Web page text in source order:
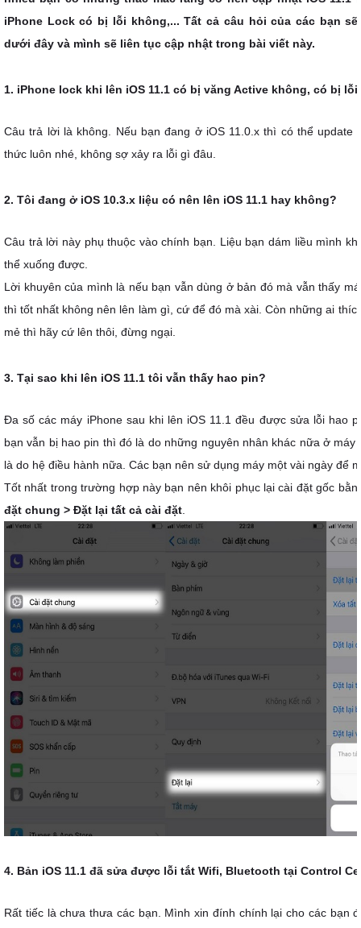
iPhone Lock có bị lỗi không,... Tất cả câu hỏi của các bạn
dưới đây và mình sẽ liên tục cập nhật trong bài viết này.
1. iPhone lock khi lên iOS 11.1 có bị văng Active không, có bị
Câu trả lời là không. Nếu bạn đang ở iOS 11.0.x thì có thể update
thức luôn nhé, không sợ xảy ra lỗi gì đâu.
2. Tôi đang ở iOS 10.3.x liệu có nên lên iOS 11.1 hay không?
Câu trả lời này phụ thuộc vào chính bạn. Liệu bạn dám liều mình
thể xuống được.
Lời khuyên của mình là nếu bạn vẫn dùng ở bản đó mà vẫn thấy
thì tốt nhất không nên lên làm gì, cứ để đó mà xài. Còn những ai
mẻ thì hãy cứ lên thôi, đừng ngại.
3. Tại sao khi lên iOS 11.1 tôi vẫn thấy hao pin?
Đa số các máy iPhone sau khi lên iOS 11.1 đều được sửa lỗi hao
bạn vẫn bị hao pin thì đó là do những nguyên nhân khác nữa ở máy
là do hệ điều hành nữa. Các bạn nên sử dụng máy một vài ngày để
Tốt nhất trong trường hợp này bạn nên khôi phục lại cài đặt gốc
đặt chung > Đặt lại tất cả cài đặt
4. Bản iOS 11.1 đã sửa được lỗi tắt Wifi, Bluetooth tại Control
Rất tiếc là chưa thưa các bạn. Mình xin đính chính lại cho các bạn